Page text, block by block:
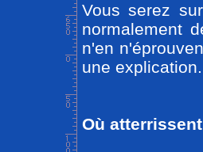
Vous serez
normalement
n'en
une
Où